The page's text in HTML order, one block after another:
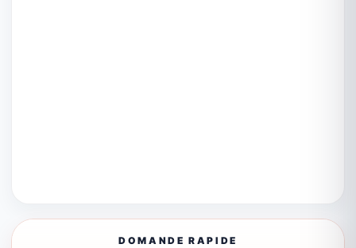
DOMANDE RAPIDE